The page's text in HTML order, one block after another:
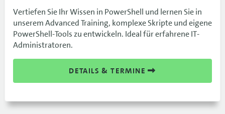
Vertiefen Sie Ihr Wissen in PowerShell und lernen Sie in
unserem Advanced Training, komplexe Skripte und eigene
PowerShell-Tools zu entwickeln. Ideal für erfahrene IT-
Administratoren.
DETAILS & TERMINE